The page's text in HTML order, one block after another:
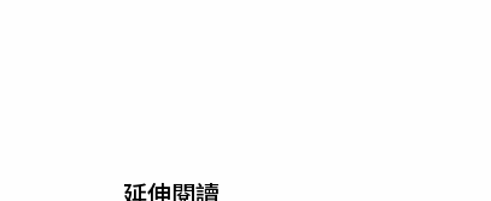
延伸閱讀